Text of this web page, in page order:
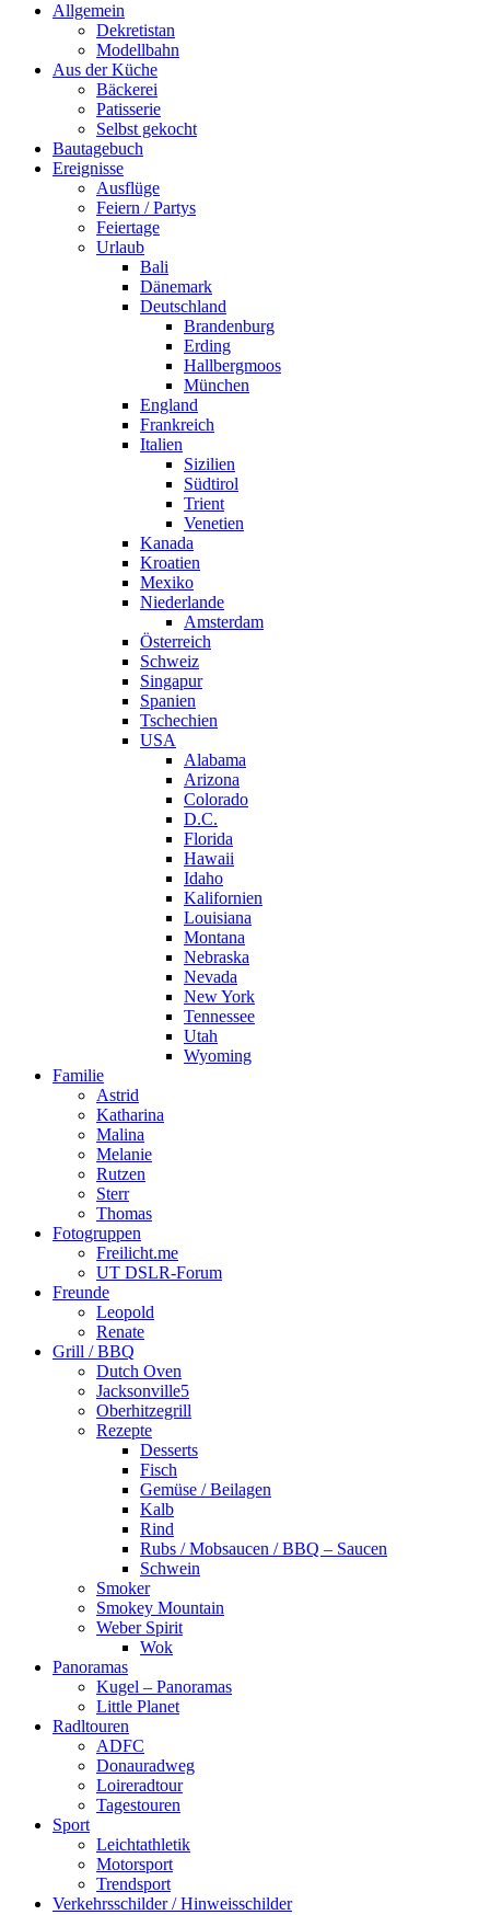
Allgemein
Dekretistan
Modellbahn
Aus der Küche
Bäckerei
Patisserie
Selbst gekocht
Bautagebuch
Ereignisse
Ausflüge
Feiern / Partys
Feiertage
Urlaub
Bali
Dänemark
Deutschland
Brandenburg
Erding
Hallbergmoos
München
England
Frankreich
Italien
Sizilien
Südtirol
Trient
Venetien
Kanada
Kroatien
Mexiko
Niederlande
Amsterdam
Österreich
Schweiz
Singapur
Spanien
Tschechien
USA
Alabama
Arizona
Colorado
D.C.
Florida
Hawaii
Idaho
Kalifornien
Louisiana
Montana
Nebraska
Nevada
New York
Tennessee
Utah
Wyoming
Familie
Astrid
Katharina
Malina
Melanie
Rutzen
Sterr
Thomas
Fotogruppen
Freilicht.me
UT DSLR-Forum
Freunde
Leopold
Renate
Grill / BBQ
Dutch Oven
Jacksonville5
Oberhitzegrill
Rezepte
Desserts
Fisch
Gemüse / Beilagen
Kalb
Rind
Rubs / Mobsaucen / BBQ – Saucen
Schwein
Smoker
Smokey Mountain
Weber Spirit
Wok
Panoramas
Kugel – Panoramas
Little Planet
Radltouren
ADFC
Donauradweg
Loireradtour
Tagestouren
Sport
Leichtathletik
Motorsport
Trendsport
Verkehrsschilder / Hinweisschilder